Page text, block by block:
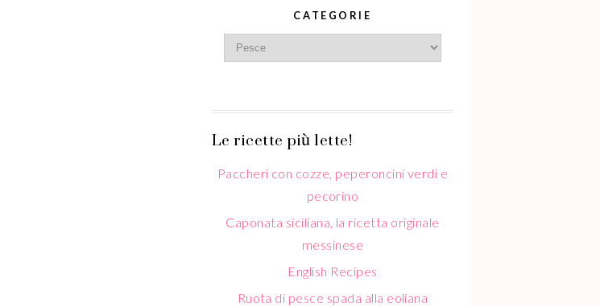
CATEGORIE
Le ricette più lette!
Paccheri con cozze, peperoncini verdi e
pecorino
Caponata siciliana, la ricetta originale
messinese
English Recipes
Ruota di pesce spada alla eoliana